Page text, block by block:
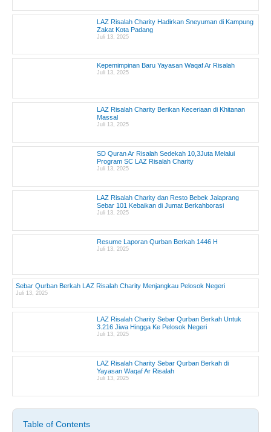
LAZ Risalah Charity Hadirkan Sneyuman di Kampung
Zakat Kota Padang
Juli 13, 2025
Kepemimpinan Baru Yayasan Waqaf Ar Risalah
Juli 13, 2025
LAZ Risalah Charity Berikan Keceriaan di Khitanan
Massal
Juli 13, 2025
SD Quran Ar Risalah Sedekah 10,3Juta Melalui
Program SC LAZ Risalah Charity
Juli 13, 2025
LAZ Risalah Charity dan Resto Bebek Jalaprang
Sebar 101 Kebaikan di Jumat Berkahborasi
Juli 13, 2025
Resume Laporan Qurban Berkah 1446 H
Juli 13, 2025
Sebar Qurban Berkah LAZ Risalah Charity Menjangkau Pelosok Negeri
Juli 13, 2025
LAZ Risalah Charity Sebar Qurban Berkah Untuk
3.216 Jiwa Hingga Ke Pelosok Negeri
Juli 13, 2025
LAZ Risalah Charity Sebar Qurban Berkah di
Yayasan Waqaf Ar Risalah
Juli 13, 2025
Table of Contents